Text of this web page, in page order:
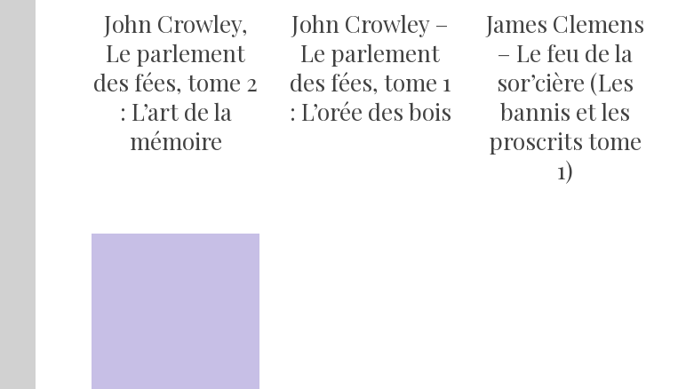
John Crowley,
Le parlement
des fées, tome 2
: L’art de la
mémoire
John Crowley –
Le parlement
des fées, tome 1
: L’orée des bois
James Clemens
– Le feu de la
sor’cière (Les
bannis et les
proscrits tome
1)